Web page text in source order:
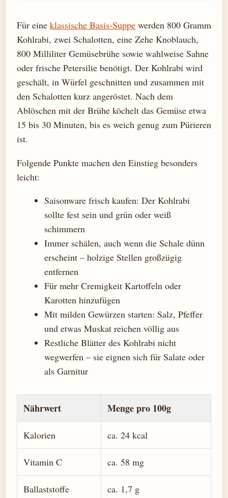
Für eine klassische Basis-Suppe werden 800 Gramm
Kohlrabi, zwei Schalotten, eine Zehe Knoblauch,
800 Milliliter Gemüsebrühe sowie wahlweise Sahne
oder frische Petersilie benötigt. Der Kohlrabi wird
geschält, in Würfel geschnitten und zusammen mit
den Schalotten kurz angeröstet. Nach dem
Ablöschen mit der Brühe köchelt das Gemüse etwa
15 bis 30 Minuten, bis es weich genug zum Pürieren
ist.
Folgende Punkte machen den Einstieg besonders
leicht:
Saisonware frisch kaufen: Der Kohlrabi
sollte fest sein und grün oder weiß
schimmern
Immer schälen, auch wenn die Schale dünn
erscheint – holzige Stellen großzügig
entfernen
Für mehr Cremigkeit Kartoffeln oder
Karotten hinzufügen
Mit milden Gewürzen starten: Salz, Pfeffer
und etwas Muskat reichen völlig aus
Restliche Blätter des Kohlrabi nicht
wegwerfen – sie eignen sich für Salate oder
als Garnitur
Nährwert Menge pro 100g
Kalorien ca. 24 kcal
Vitamin C ca. 58 mg
Ballaststoffe ca. 1,7 g